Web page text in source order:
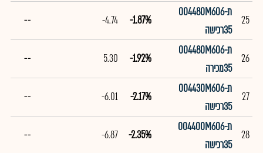
25
ת004480M606-
35רכישה
-1.87%
-4.74
--
26
ת004480M606-
35מכירה
-1.92%
5.30
--
27
ת004430M606-
35רכישה
-2.17%
-6.01
--
28
ת004400M606-
35רכישה
-2.35%
-6.87
--